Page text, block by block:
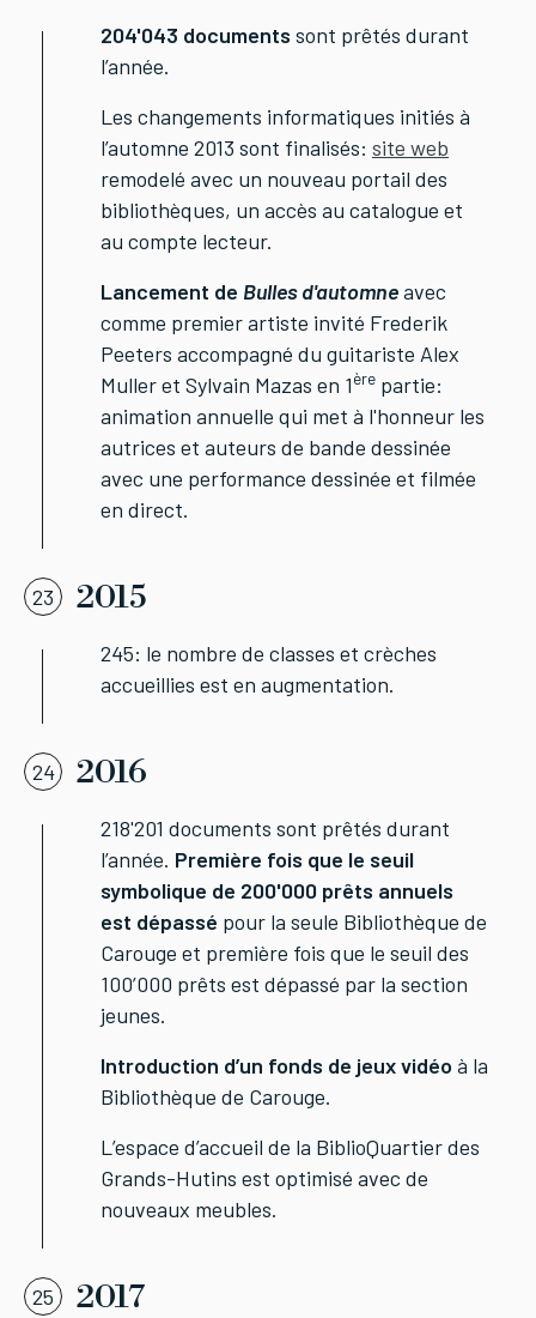
204'043 documents sont prêtés durant
l’année.
Les changements informatiques initiés à
l’automne 2013 sont finalisés: site web
remodelé avec un nouveau portail des
bibliothèques, un accès au catalogue et
au compte lecteur.
Lancement de Bulles d'automneavec
comme premier artiste invité Frederik
Peeters accompagné du guitariste Alex
Muller et Sylvain Mazas en 1ère partie:
animation annuelle qui met à l'honneur les
autrices et auteurs de bande dessinée
avec une performance dessinée et filmée
en direct.
23 2015
245: le nombre de classes et crèches
accueillies est en augmentation.
24 2016
218'201 documents sont prêtés durant
l’année. Première fois que le seuil
symbolique de 200'000 prêts annuels
est dépassé pour la seule Bibliothèque de
Carouge et première fois que le seuil des
100’000 prêts est dépassé par la section
jeunes.
Introduction d’un fonds de jeux vidéo à la
Bibliothèque de Carouge.
L’espace d’accueil de la BiblioQuartier des
Grands-Hutins est optimisé avec de
nouveaux meubles.
25 2017